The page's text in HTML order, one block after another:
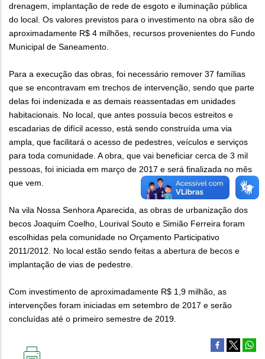
drenagem, implantação de rede de esgoto e iluminação pública
do local. Os valores previstos para o investimento na obra são de
aproximadamente R$ 4 milhões, recursos provenientes do Fundo
Municipal de Saneamento.
Para a execução das obras, foi necessário remover 37 famílias
que se encontravam em trechos de intervenção, sendo que parte
delas foi indenizada e as demais reassentadas em unidades
habitacionais. No local, que antes possuía becos estreitos e
escadarias de difícil acesso, está sendo construída uma via
ampla, que facilitará o acesso de pedestres, veículos e serviços
para toda comunidade. A obra, que vai beneficiar cerca de 3 mil
pessoas, foi iniciada em março de 2017 e será finalizada no mês
que vem.
Na vila Nossa Senhora Aparecida, as obras de urbanização dos
becos Joaquim Coelho, Lourival Souto e Simião Ferreira foram
escolhidas pela comunidade no Orçamento Participativo
2011/2012. No local estão sendo feitas a abertura de becos e
implantação de vias de pedestre.
Com investimento de aproximadamente R$ 1,9 milhão, as
intervenções foram iniciadas em setembro de 2017 e serão
concluídas até o primeiro semestre de 2019.